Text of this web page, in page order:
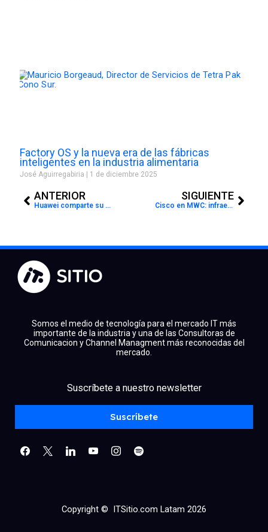
Factory OS y la nueva era de las fábricas
inteligentes en la industria alimentaria
José Aguirregabiria 1 de diciembre 2025
ANTERIOR
Huawei comparte su visión del 5.5G y cómo impulsará el éxito empresarial en el MWC 2024
SIGUIENTE
Cisco en MWC: infraestructura IA para servicios empresariales innovadores
Somos el medio de tecnología para el mercado IT más
importante de la industria y una de las Consultoras de
Comunicacion y Channel Managment más reconocidas del
mercado.
Suscríbete a nuestro newsletter
Suscríbete
linkedinyoutubeinstagram
spotify
Copyright © ITSitio.com Latam 2026